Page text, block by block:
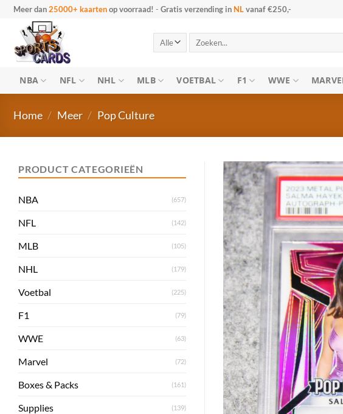
inhoud
Meer dan25000+ kaartenop voorraad! - Gratis verzending in NLvanaf €250,-
Zoeken
NBA NFL NHL MLB VOETBAL F1 WWE
Home / Meer / Pop Culture
PRODUCT CATEGORIEËN
NBA (657)
NFL (142)
MLB (105)
NHL (179)
Voetbal (225)
F1 (79)
WWE (63)
Marvel (72)
Boxes & Packs (161)
Supplies (139)